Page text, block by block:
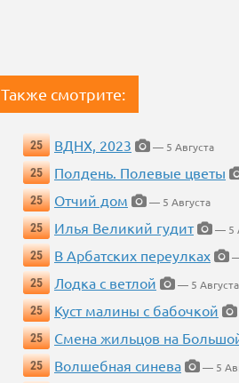
Также смотрите:
25 ВДНХ, 2023
— 5 Августа
25
Полдень. Полевые цветы
25
Отчий дом
— 5 Августа
25
Илья Великий гудит
— 5
25
В Арбатских переулках
25
Лодка с ветлой
— 5 Августа
25
Куст малины с бабочкой
25
Смена жильцов на
25
Волшебная синева
— 5